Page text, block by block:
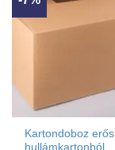
Kartondoboz erős
hullámkartonból